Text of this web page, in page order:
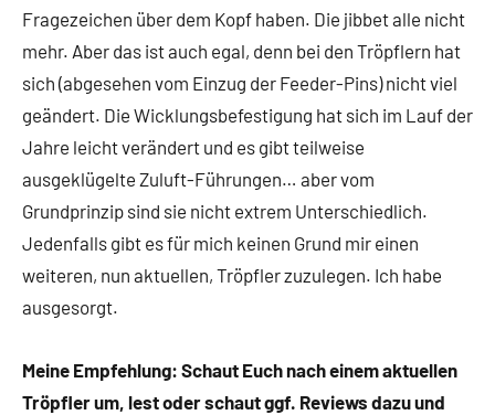
Fragezeichen über dem Kopf haben. Die jibbet alle nicht
mehr. Aber das ist auch egal, denn bei den Tröpflern hat
sich (abgesehen vom Einzug der Feeder-Pins) nicht viel
geändert. Die Wicklungsbefestigung hat sich im Lauf der
Jahre leicht verändert und es gibt teilweise
ausgeklügelte Zuluft-Führungen… aber vom
Grundprinzip sind sie nicht extrem Unterschiedlich.
Jedenfalls gibt es für mich keinen Grund mir einen
weiteren, nun aktuellen, Tröpfler zuzulegen. Ich habe
ausgesorgt.
Meine Empfehlung: Schaut Euch nach einem aktuellen
Tröpfler um, lest oder schaut ggf. Reviews dazu und